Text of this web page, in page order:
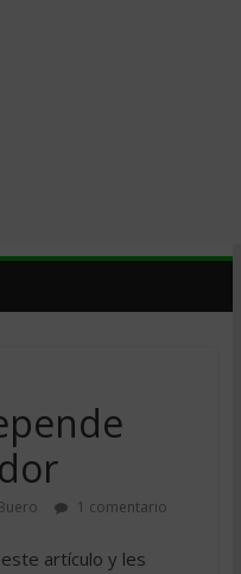
1 comentario
artículo y les